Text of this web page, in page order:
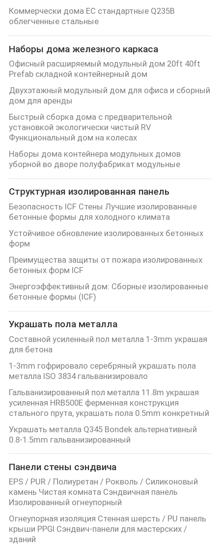
Коммерчески дома ЕС стандартные Q235B
облегченные стальные
Наборы дома железного каркаса
Офисный расширяемый модульный дом 20ft 40ft
Prefab складной контейнерный дом
Двухэтажный модульный дом для офиса и сборный
дом для аренды
Быстрый сборка дома с предварительной
установкой экологически чистый RV
Функциональный дом на колесах
Наборы дома контейнера модульных домов
уборной во дворе полуфабрикат модульные
Структурная изолированная панель
Безопасность ICF Стены Лучшие изолированные
бетонные формы для холодного климата
Устойчивое обновление изолированных бетонных
форм
Преимущества защиты от пожара изолированных
бетонных форм ICF
Энергоэффективный дом: Сборные изолированные
бетонные формы (ICF)
Украшать пола металла
Составной усиленный пол металла 1-3mm украшая
для бетона
1-3mm гофрировало серебряный украшать пола
металла ISO 3834 гальванизировало
Гальванизированный пол металла 11.8m украшая
усиленная HRB500E ферменная конструкция
стального прута, украшать пола 0.5mm конкретный
Украшать металла Q345 Bondek альтернативный
0.8-1.5mm гальванизированный
Панели стены сэндвича
EPS / PUR / Полиуретан / Рокволь / Силиконовый
камень Чистая комната Сэндвичная панель
Изолированный огнеупорный
Огнеупорная изоляция Стенная шерсть / PU панель
крыши PPGI Сэндвич-панели для мастерских /
зданий